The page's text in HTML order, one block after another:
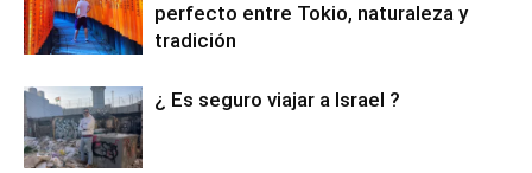
perfecto entre Tokio, naturaleza y
tradición
¿ Es seguro viajar a Israel ?